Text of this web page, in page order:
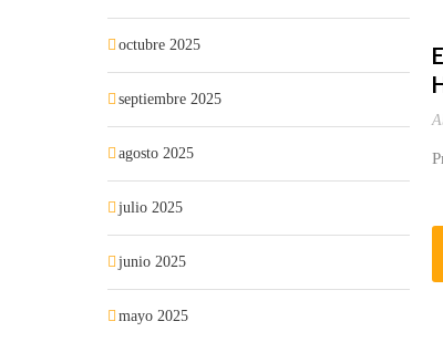
octubre 2025
septiembre 2025
agosto 2025
julio 2025
junio 2025
mayo 2025